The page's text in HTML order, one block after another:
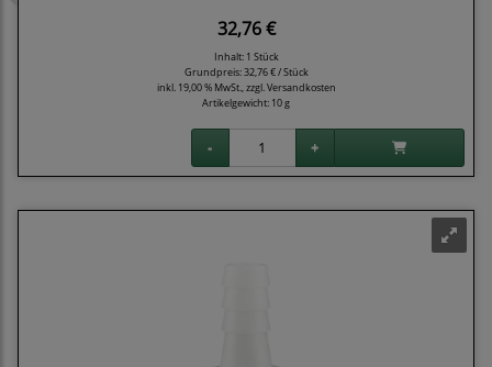
32,76 €
Inhalt: 1 Stück
Grundpreis:32,76 € / Stück
inkl. 19,00 % MwSt., zzgl.Versandkosten
Artikelgewicht: 10 g